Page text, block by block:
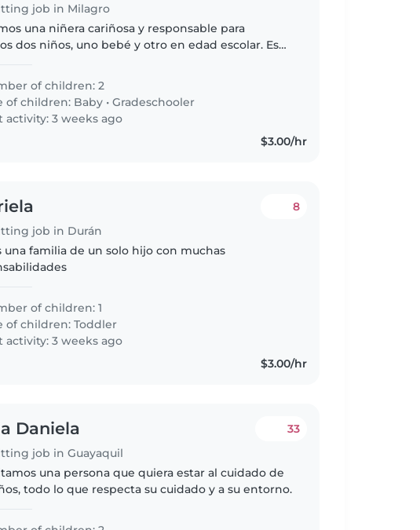
job in Milagro
una niñera cariñosa y responsable para
dos niños, uno bebé y otro en edad escolar. Es
¡Gracias por..
of children: 2
of children: Baby •Gradeschooler
activity: 3 weeks ago
$3.00/hr
job in Durán
8
una familia de un solo hijo con muchas
of children: 1
of children:Toddler
activity: 3 weeks ago
$3.00/hr
Daniela
job in Guayaquil
33
una persona que quiera estar al cuidado de
todo lo que respecta su cuidado y a su entorno.